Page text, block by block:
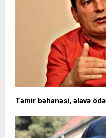
Təmir bəhanəsi, əlavə